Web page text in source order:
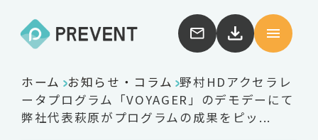
ホーム お知らせ・コラム 野村HDアクセラレ
ータプログラム「VOYAGER」のデモデーにて
弊社代表萩原がプログラムの成果をピッ...